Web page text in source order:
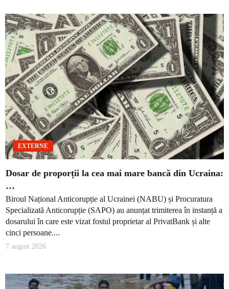
EXTERNE
Dosar de proporții la cea mai mare bancă din Ucraina:
…
Biroul Național Anticorupție al Ucrainei (NABU) și Procuratura
Specializată Anticorupție (SAPO) au anunțat trimiterea în instanță a
dosarului în care este vizat fostul proprietar al PrivatBank și alte
cinci persoane....
7 august 2026